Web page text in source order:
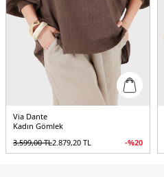
Via Dante
Kadın Gömlek
3.599,00TL2.879,20 TL -%20